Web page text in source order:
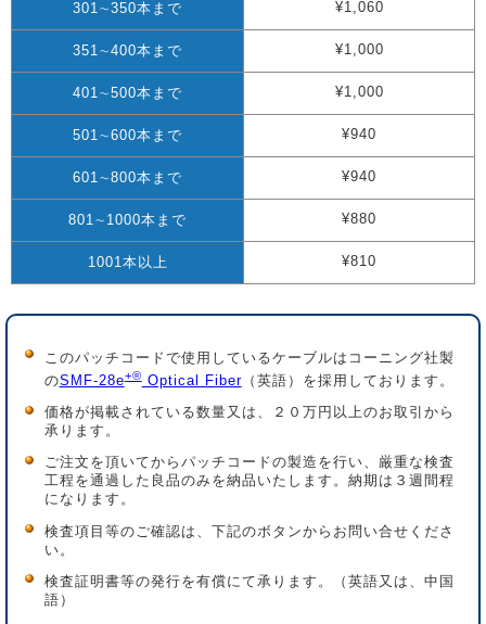
301∼350本まで ¥1,060
351∼400本まで ¥1,000
401∼500本まで ¥1,000
501∼600本まで ¥940
601∼800本まで ¥940
801∼1000本まで ¥880
1001本以上 ¥810
このパッチコードで使用しているケーブルはコーニング社製
のSMF-28e+®Optical Fiber（英語）を採用しております。
価格が掲載されている数量又は、２０万円以上のお取引から
承ります。
ご注文を頂いてからパッチコードの製造を行い、厳重な検査
工程を通過した良品のみを納品いたします。納期は３週間程
になります。
検査項目等のご確認は、下記のボタンからお問い合せくださ
い。
検査証明書等の発行を有償にて承ります。（英語又は、中国
語）